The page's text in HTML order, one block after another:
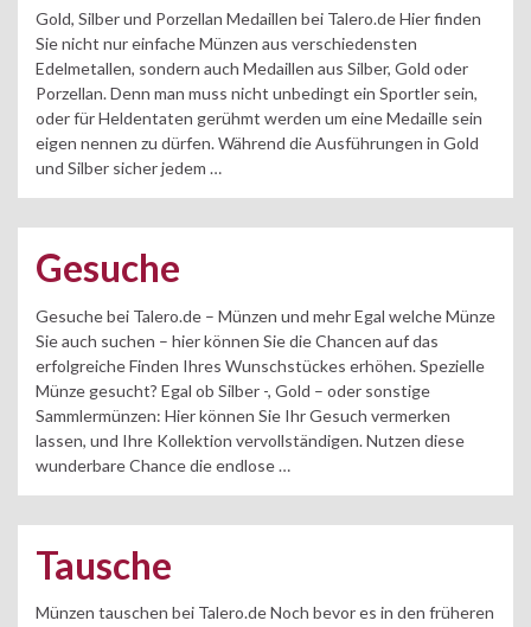
Gold, Silber und Porzellan Medaillen bei Talero.de Hier finden
Sie nicht nur einfache Münzen aus verschiedensten
Edelmetallen, sondern auch Medaillen aus Silber, Gold oder
Porzellan. Denn man muss nicht unbedingt ein Sportler sein,
oder für Heldentaten gerühmt werden um eine Medaille sein
eigen nennen zu dürfen. Während die Ausführungen in Gold
und Silber sicher jedem …
Gesuche
Gesuche bei Talero.de – Münzen und mehr Egal welche Münze
Sie auch suchen – hier können Sie die Chancen auf das
erfolgreiche Finden Ihres Wunschstückes erhöhen. Spezielle
Münze gesucht? Egal ob Silber -, Gold – oder sonstige
Sammlermünzen: Hier können Sie Ihr Gesuch vermerken
lassen, und Ihre Kollektion vervollständigen. Nutzen diese
wunderbare Chance die endlose …
Tausche
Münzen tauschen bei Talero.de Noch bevor es in den früheren